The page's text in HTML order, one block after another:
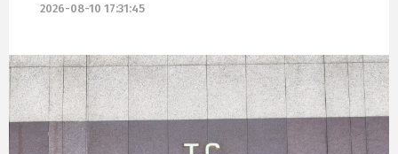
2026-08-10 17:31:45